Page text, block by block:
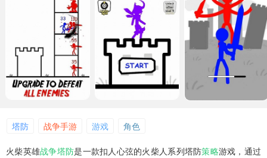
音乐舞蹈
1百+款手游
儿童教育
1百+款手游
塔防 战争手游 游戏 角色
火柴英雄战争塔防是一款扣人心弦的火柴人系列塔防策略游戏，通过